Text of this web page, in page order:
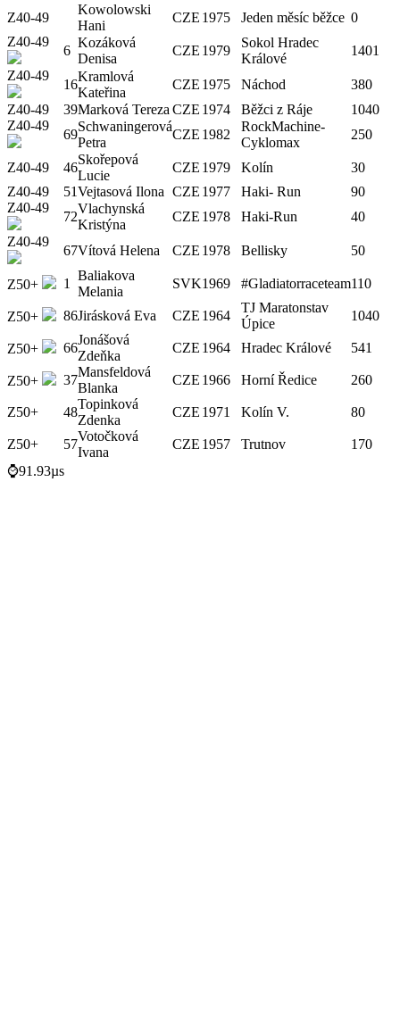
Z40-49
Kowolowski
Hani
CZE 1975 Jeden měsíc běžce 0
Z40-49
6
Kozáková
Denisa
CZE 1979
Sokol Hradec
Králové
1401
Z40-49
16
Kramlová
Kateřina
CZE 1975 Náchod
380
Z40-49
39Marková Tereza CZE 1974 Běžci z Ráje
1040
Z40-49
69
Schwaningerová
Petra
CZE 1982
RockMachine-
Cyklomax
250
Z40-49 46
Skořepová
Lucie
CZE 1979 Kolín
30
Z40-49
51Vejtasová Ilona CZE 1977 Haki- Run
90
Z40-49
72
Vlachynská
Kristýna
CZE 1978 Haki-Run
40
Z40-49
67Vítová Helena CZE 1978 Bellisky 50
Z50+ 1
Baliakova
Melania
SVK1969 #Gladiatorraceteam110
Z50+ 86Jirásková Eva CZE 1964
TJ Maratonstav
Úpice
1040
Z50+ 66
Jonášová
Zdeňka
CZE 1964 Hradec Králové 541
Z50+ 37
Mansfeldová
Blanka
CZE 1966 Horní Ředice 260
Z50+ 48
Topinková
Zdenka
CZE 1971 Kolín V. 80
Z50+ 57
Votočková
Ivana
CZE 1957 Trutnov
170
⌚91.93µs